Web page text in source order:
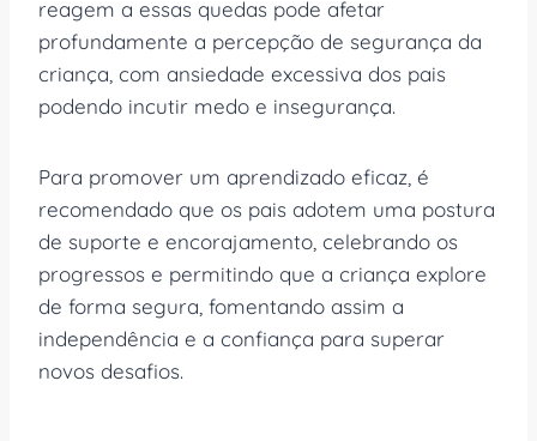
reagem a essas quedas pode afetar
profundamente a percepção de segurança da
criança, com ansiedade excessiva dos pais
podendo incutir medo e insegurança.
Para promover um aprendizado eficaz, é
recomendado que os pais adotem uma postura
de suporte e encorajamento, celebrando os
progressos e permitindo que a criança explore
de forma segura, fomentando assim a
independência e a confiança para superar
novos desafios.